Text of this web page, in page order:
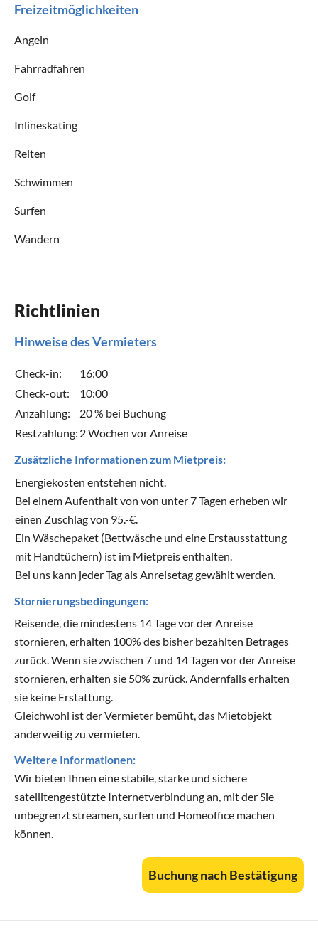
Freizeitmöglichkeiten
Angeln
Fahrradfahren
Golf
Inlineskating
Reiten
Schwimmen
Surfen
Wandern
Richtlinien
Hinweise des Vermieters
Check-in:
16:00
Check-out:
10:00
Anzahlung:
20 % bei Buchung
Restzahlung: 2 Wochen vor Anreise
Zusätzliche Informationen zum Mietpreis:
Energiekosten entstehen nicht.
Bei einem Aufenthalt von von unter 7 Tagen erheben wir
einen Zuschlag von 95.-€.
Ein Wäschepaket (Bettwäsche und eine Erstausstattung
mit Handtüchern) ist im Mietpreis enthalten.
Bei uns kann jeder Tag als Anreisetag gewählt werden.
Stornierungsbedingungen:
Reisende, die mindestens 14 Tage vor der Anreise
stornieren, erhalten 100% des bisher bezahlten Betrages
zurück. Wenn sie zwischen 7 und 14 Tagen vor der Anreise
stornieren, erhalten sie 50% zurück. Andernfalls erhalten
sie keine Erstattung.
Gleichwohl ist der Vermieter bemüht, das Mietobjekt
anderweitig zu vermieten.
Weitere Informationen:
Wir bieten Ihnen eine stabile, starke und sichere
satellitengestützte Internetverbindung an, mit der Sie
unbegrenzt streamen, surfen und Homeoffice machen
können.
Buchung nach Bestätigung